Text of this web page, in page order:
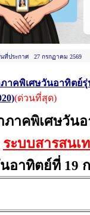
ที่ประกาศ 27 กรกฏาคม 2569
าคพิเศษวันอาทิตย์
(ด่วนที่สุด)
าคพิเศษวัน
ระบบสารสนเ
อาทิตย์ที่ 19